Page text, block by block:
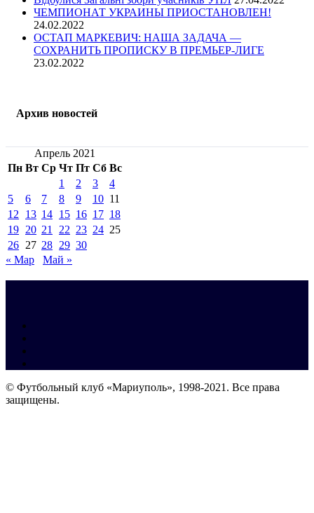
ЧЕМПИОНАТ УКРАИНЫ ПРИОСТАНОВЛЕН!
24.02.2022
ОСТАП МАРКЕВИЧ: НАША ЗАДАЧА —
СОХРАНИТЬ ПРОПИСКУ В ПРЕМЬЕР-ЛИГЕ
23.02.2022
Архив новостей
Апрель 2021
Пн Вт Ср Чт Пт Сб Вс
1
2 3
4
5
6 7 8 9 10 11
12
13 14 15 16 17 18
19 20 21 22 23 24 25
26 27 28 29 30
« Мар
Май »
© Футбольный клуб «Мариуполь», 1998-2021. Все права
защищены.